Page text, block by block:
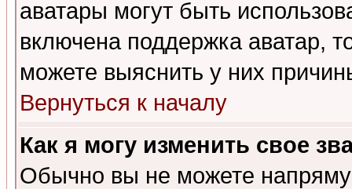
аватары могут быть
включена поддержка аватар,
можете выяснить у них
Вернуться к началу
Как я могу изменить свое
Обычно вы не можете